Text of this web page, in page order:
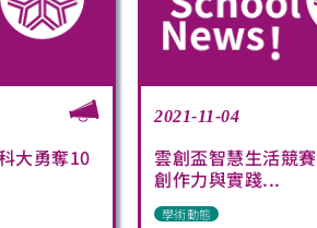
大勇奪10
2021-11-04
雲創盃智慧生活競
創作力與實踐...
學術動態